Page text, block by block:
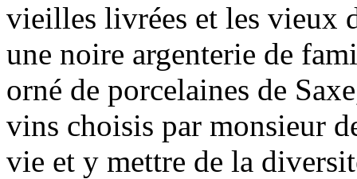
vieilles livrées et les vieux
une noire argenterie de
orné de porcelaines de
vins choisis par monsieur
vie et y mettre de la